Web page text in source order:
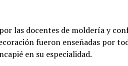
las docentes de moldería y
fueron enseñadas por
en su especialidad.